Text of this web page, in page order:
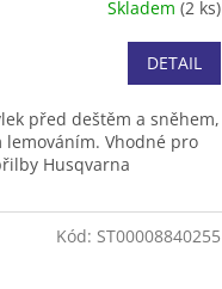
Skladem (2 ks)
DETAIL
před deštěm a sněhem,
lemováním. Vhodné pro
Husqvarna
Kód: ST00008840255